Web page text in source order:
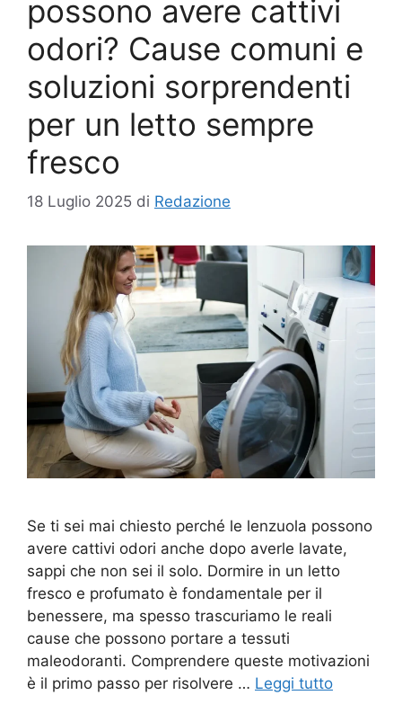
possono avere cattivi
odori? Cause comuni e
soluzioni sorprendenti
per un letto sempre
fresco
18 Luglio 2025 di Redazione
Se ti sei mai chiesto perché le lenzuola possono
avere cattivi odori anche dopo averle lavate,
sappi che non sei il solo. Dormire in un letto
fresco e profumato è fondamentale per il
benessere, ma spesso trascuriamo le reali
cause che possono portare a tessuti
maleodoranti. Comprendere queste motivazioni
è il primo passo per risolvere … Leggi tutto